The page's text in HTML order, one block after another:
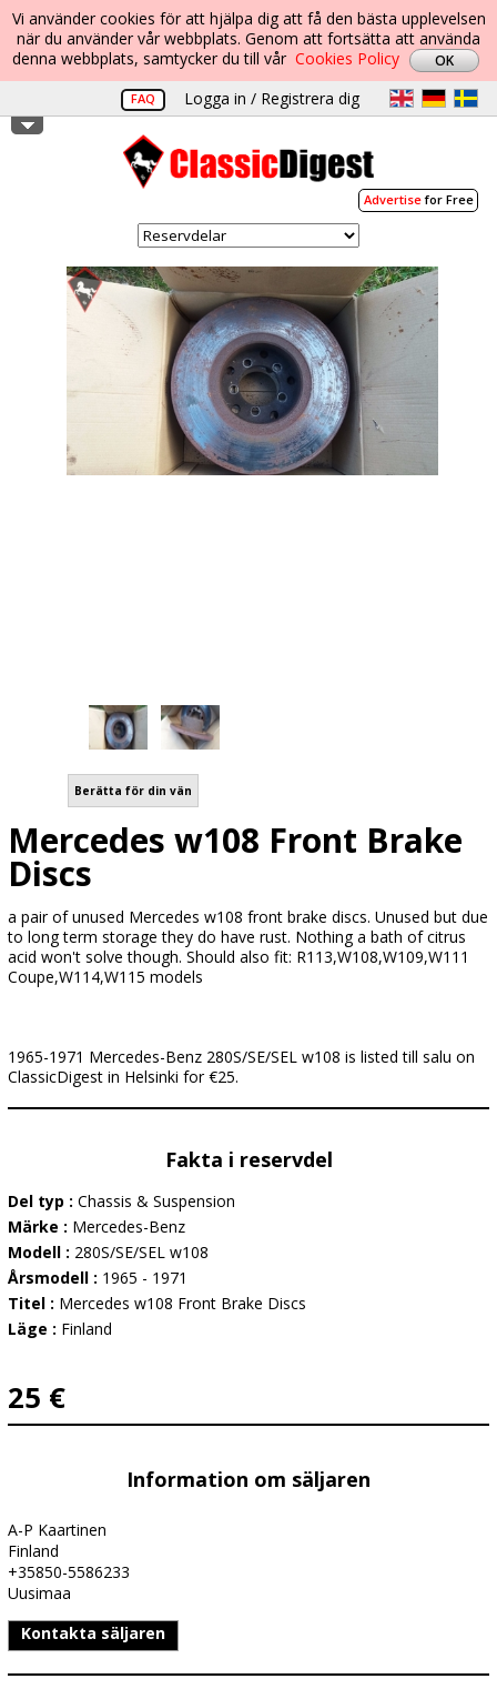
Vi använder cookies för att hjälpa dig att få den bästa upplevelsen
när du använder vår webbplats. Genom att fortsätta att använda
denna webbplats, samtycker du till vår Cookies Policy
FAQ Logga in / Registrera dig
Advertisefor Free
Berätta för din vän
Mercedes w108 Front Brake
Discs
a pair of unused Mercedes w108 front brake discs. Unused but due
to long term storage they do have rust. Nothing a bath of citrus
acid won't solve though. Should also fit: R113,W108,W109,W111
Coupe,W114,W115 models
1965-1971 Mercedes-Benz 280S/SE/SEL w108 is listed till salu on
ClassicDigest in Helsinki for €25.
Fakta i reservdel
Del typ : Chassis & Suspension
Märke : Mercedes-Benz
Modell : 280S/SE/SEL w108
Årsmodell : 1965 - 1971
Titel : Mercedes w108 Front Brake Discs
Läge : Finland
25 €
Information om säljaren
A-P Kaartinen
Finland
+35850-5586233
Uusimaa
Kontakta säljaren